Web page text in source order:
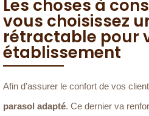
Les choses à
vous choisissez
rétractable pour
établissement
Afin d’assurer le confort de vos
parasol adapté. Ce dernier va